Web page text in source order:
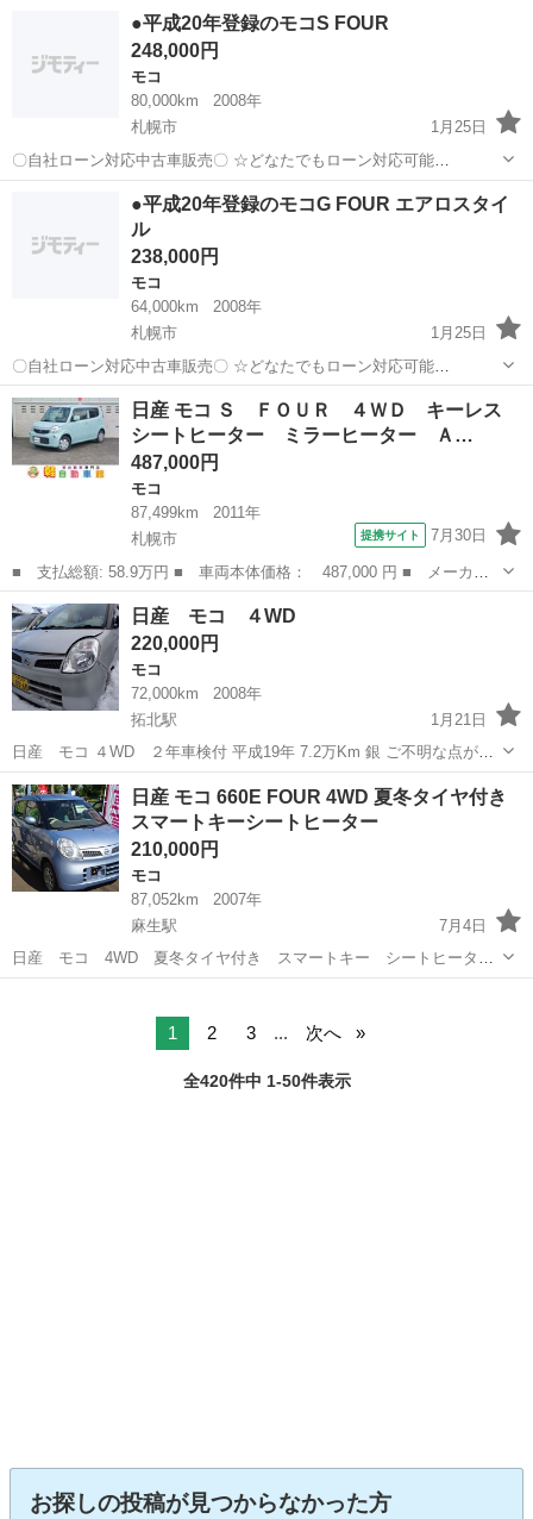
される主婦の方や派遣社員の方 ３、自己破産等をされた方やローンが
組めない方 ４、他社様で...
モコ 車両
●平成20年登録のモコS FOUR
248,000円
モコ
80,000km
2008年
札幌市
1月25日
〇自社ローン対応中古車販売〇 ☆どなたでもローン対応可能
☆ １、勤続年数の短い方や自営業の方 ２、パートを
される主婦の方や派遣社員の方 ３、自己破産等をされた方やローンが
組めない方 ４、他社様で...
モコ 車両
●平成20年登録のモコG FOUR エアロスタイ
ル
238,000円
モコ
64,000km
2008年
札幌市
1月25日
〇自社ローン対応中古車販売〇 ☆どなたでもローン対応可能
☆ １、勤続年数の短い方や自営業の方 ２、パートを
される主婦の方や派遣社員の方 ３、自己破産等をされた方やローンが
組めない方 ４、他社様で...
北海道 札幌市 モコ
日産 モコ Ｓ ＦＯＵＲ ４ＷＤ キーレス
シートヒーター ミラーヒーター Ａ…
487,000円
モコ
87,499km
2011年
札幌市
提携サイト 7月30日
■ 支払総額: 58.9万円 ■ 車両本体価格： 487,000 円 ■ メーカー
名： 日産 ■ 車種名： モコ ■ グレード名： Ｓ ＦＯＵＲ ４
ＷＤ キーレス シートヒーター ミラーヒーター ＡＢＳ エアコ
ン パワステ...
北海道 札幌市 モコ
日産 モコ ４WD
220,000円
モコ
72,000km
2008年
拓北駅
1月21日
日産 モコ ４WD ２年車検付 平成19年 7.2万Km 銀 ご不明な点がご
ざいましたらメッセージお願い致します。
北海道 札幌市 拓北駅
日産 モコ 660E FOUR 4WD 夏冬タイヤ付き
スマートキーシートヒーター
210,000円
モコ
87,052km
2007年
麻生駅
7月4日
日産 モコ 4WD 夏冬タイヤ付き スマートキー シートヒータ
ー ABS SRS トヨタ ヴィッツ 1.3Ｆ 4WD 事故無し 車検コミコ
1 2 3 ... 次へ
全420件中 1-50件表示
お探しの投稿が見つからなかった方